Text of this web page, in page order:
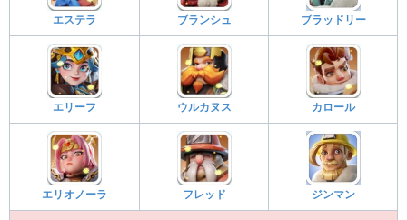
エステラ ブランシュ ブラッドリー
エリーフ ウルカヌス カロール
エリオノーラ フレッド ジンマン